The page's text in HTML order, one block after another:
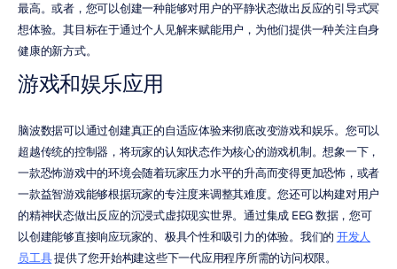
最高。或者，您可以创建一种能够对用户的平静状态做出反应的引导式冥
想体验。其目标在于通过个人见解来赋能用户，为他们提供一种关注自身
健康的新方式。
游戏和娱乐应用
脑波数据可以通过创建真正的自适应体验来彻底改变游戏和娱乐。您可以
超越传统的控制器，将玩家的认知状态作为核心的游戏机制。想象一下，
一款恐怖游戏中的环境会随着玩家压力水平的升高而变得更加恐怖，或者
一款益智游戏能够根据玩家的专注度来调整其难度。您还可以构建对用户
的精神状态做出反应的沉浸式虚拟现实世界。通过集成 EEG 数据，您可
以创建能够直接响应玩家的、极具个性和吸引力的体验。我们的 开发人
员工具 提供了您开始构建这些下一代应用程序所需的访问权限。